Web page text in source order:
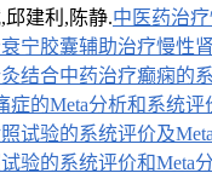
建利,陈静.中医药治
宁胶囊辅助治疗慢性
结合中药治疗癫痫的
症的Meta分析和系统评
试验的系统评价及
验的系统评价和Meta